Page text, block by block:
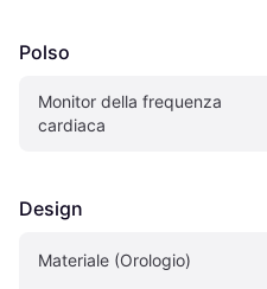
Polso
Monitor della frequenza
cardiaca
Design
Materiale (Orologio)